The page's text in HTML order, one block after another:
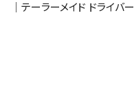
｜テーラーメイド ドライバー